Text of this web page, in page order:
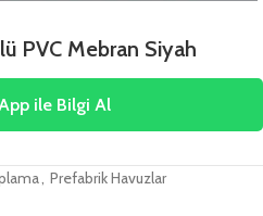
PVC Mebran Siyah
ile Bilgi Al
, Prefabrik Havuzlar